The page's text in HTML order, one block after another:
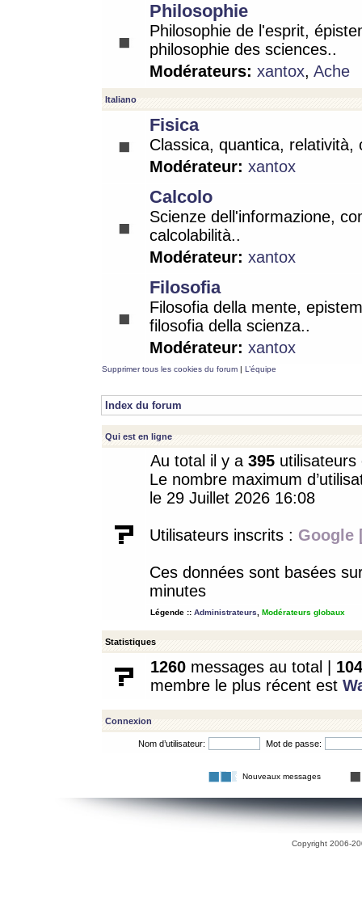
Philosophie
Philosophie de l'esprit,
philosophie des sciences..
Modérateurs: xantox, Ache
Italiano
Fisica
Classica, quantica, relatività,
Modérateur: xantox
Calcolo
Scienze dell'informazione,
calcolabilità..
Modérateur: xantox
Filosofia
Filosofia della mente,
filosofia della scienza..
Modérateur: xantox
Supprimer tous les cookies du forum | L’équipe
Index du forum
Qui est en ligne
Au total il y a 395
Le nombre maximum
le 29 Juillet 2026 16:08
Utilisateurs inscrits : Google
Ces données sont basées
minutes
Légende :: Administrateurs Modérateurs globaux
Statistiques
1260 messages au total | 104
membre le plus récent est
Connexion
Nom d’utilisateur: Mot de passe:
Nouveaux messages
Copyright 2006-